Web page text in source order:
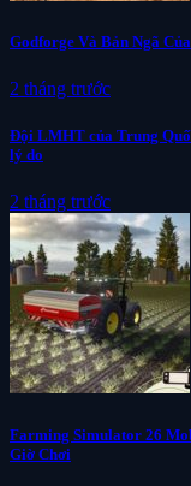
Godforge Và Bản Ngã
2 tháng trước
Đội LMHT của Trung
lý do
2 tháng trước
Farming Simulator 26
Giờ Chơi